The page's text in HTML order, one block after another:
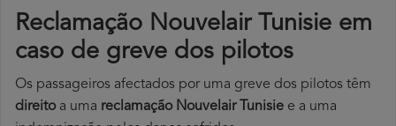
Reclamação Nouvelair Tunisie em
caso de greve dos pilotos
Os passageiros afectados por uma greve dos pilotos têm
direitoa uma reclamação Nouvelair Tunisie e a uma